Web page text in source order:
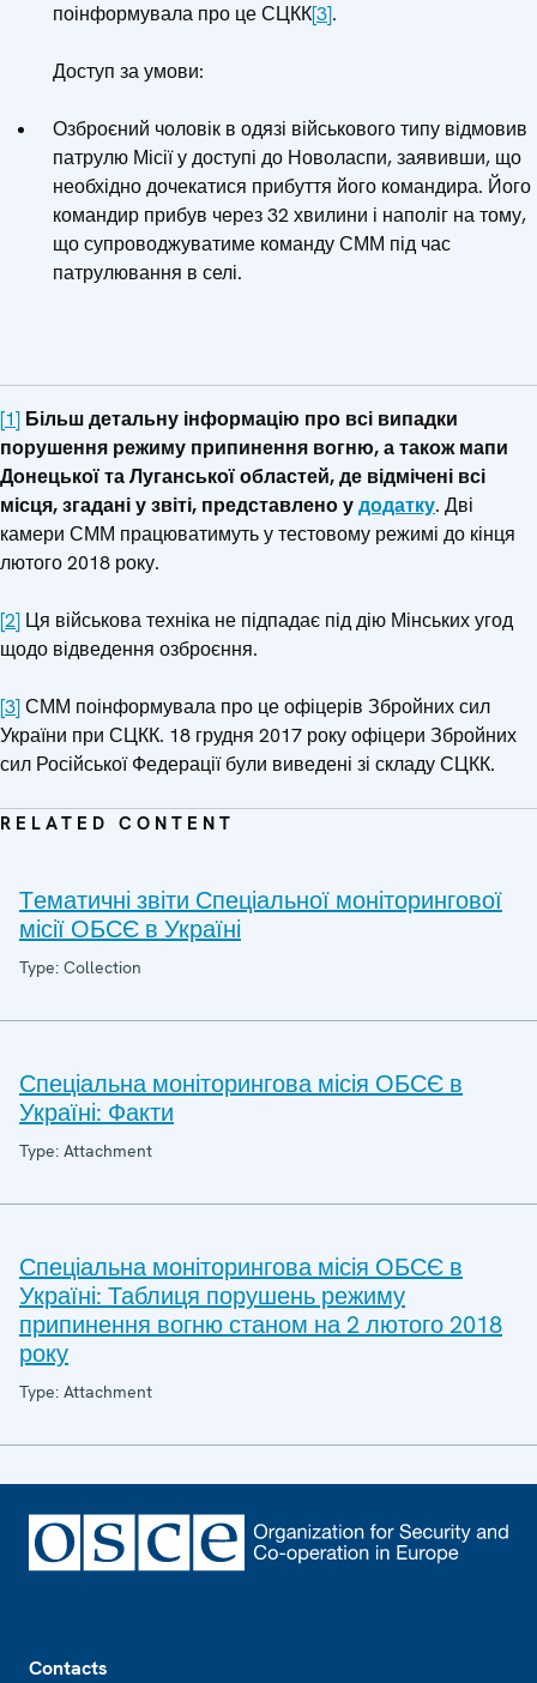
поінформувала про це СЦКК[3].
Доступ за умови:
Озброєний чоловік в одязі військового типу відмовив
патрулю Місії у доступі до Новоласпи, заявивши, що
необхідно дочекатися прибуття його командира. Його
командир прибув через 32 хвилини і наполіг на тому,
що супроводжуватиме команду СММ під час
патрулювання в селі.
[1] Більш детальну інформацію про всі випадки
порушення режиму припинення вогню, а також мапи
Донецької та Луганської областей, де відмічені всі
місця, згадані у звіті, представлено удодатку. Дві
камери СММ працюватимуть у тестовому режимі до кінця
лютого 2018 року.
[2] Ця військова техніка не підпадає під дію Мінських угод
щодо відведення озброєння.
[3]СММ поінформувала про це офіцерів Збройних сил
України при СЦКК. 18 грудня 2017 року офіцери Збройних
сил Російської Федерації були виведені зі складу СЦКК.
RELATED CONTENT
Tематичні звіти Спеціальної моніторингової
місії ОБСЄ в Україні
Type: Collection
Спеціальна моніторингова місія ОБСЄ в
Україні: Факти
Type: Attachment
Спеціальна моніторингова місія ОБСЄ в
Україні: Таблиця порушень режиму
припинення вогню станом на 2 лютого 2018
року
Type: Attachment
Contacts